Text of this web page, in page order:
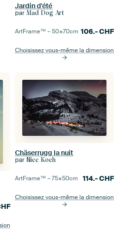
Jardin d'été
par Mad Dog Art
ArtFrame™ –50×70cm 106.-CHF
Choisissez vous-même la dimension
Chäserrugg la nuit
par Nicc Koch
ArtFrame™ –75×50cm 114.-CHF
Choisissez vous-même la dimension